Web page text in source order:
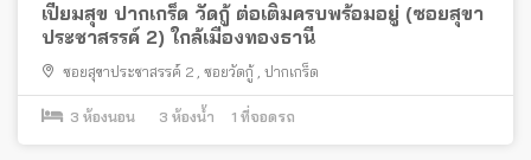
เปี่ยมสุข ปากเกร็ด วัดกู้ ต่อเติมครบพร้อมอยู่ (ซอยสุขา
ประชาสรรค์ 2) ใกล้เมืองทองธานี
ซอยสุขาประชาสรรค์ 2 , ซอยวัดกู้ , ปากเกร็ด
3 ห้องนอน 3 ห้องน้ำ 1 ที่จอดรถ